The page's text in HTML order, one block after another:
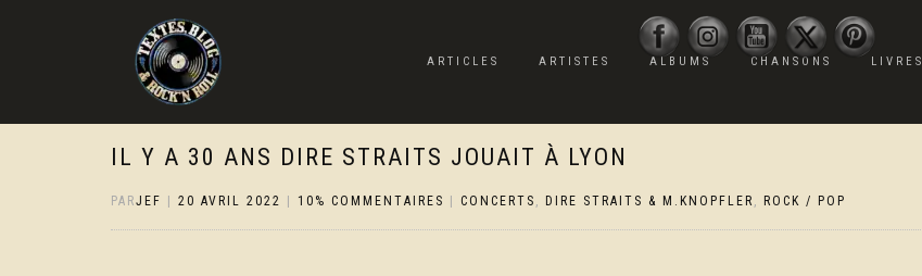
ARTICLES ARTISTES ALBUMS CHANSONS LIVRES
IL Y A 30 ANS DIRE STRAITS JOUAIT À LYON
PARJEF 20 AVRIL 2022 10% COMMENTAIRES CONCERTS , DIRE STRAITS & M.KNOPFLER , ROCK / POP